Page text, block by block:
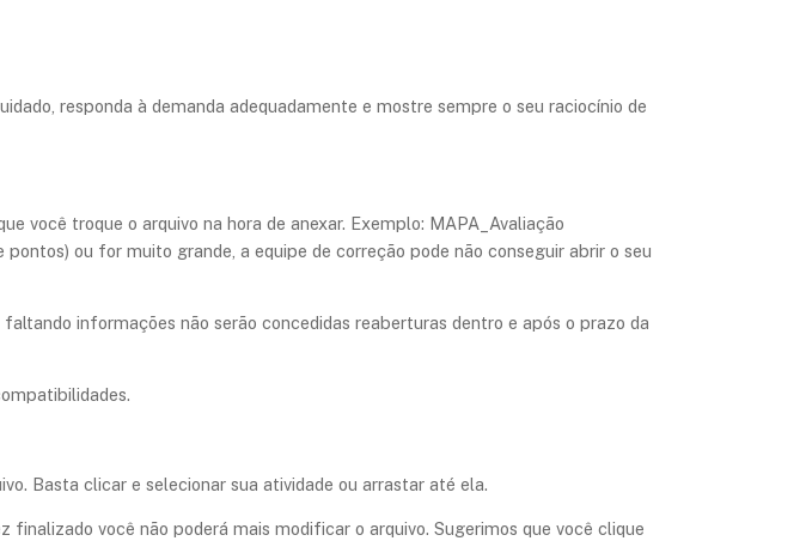
responda à demanda adequadamente e mostre sempre o seu raciocínio de
você troque o arquivo na hora de anexar. Exemplo: MAPA_Avaliação
ou for muito grande, a equipe de correção pode não conseguir abrir o seu
informações não serão concedidas reaberturas dentro e após o prazo da
Basta clicar e selecionar sua atividade ou arrastar até ela.
você não poderá mais modificar o arquivo. Sugerimos que você clique